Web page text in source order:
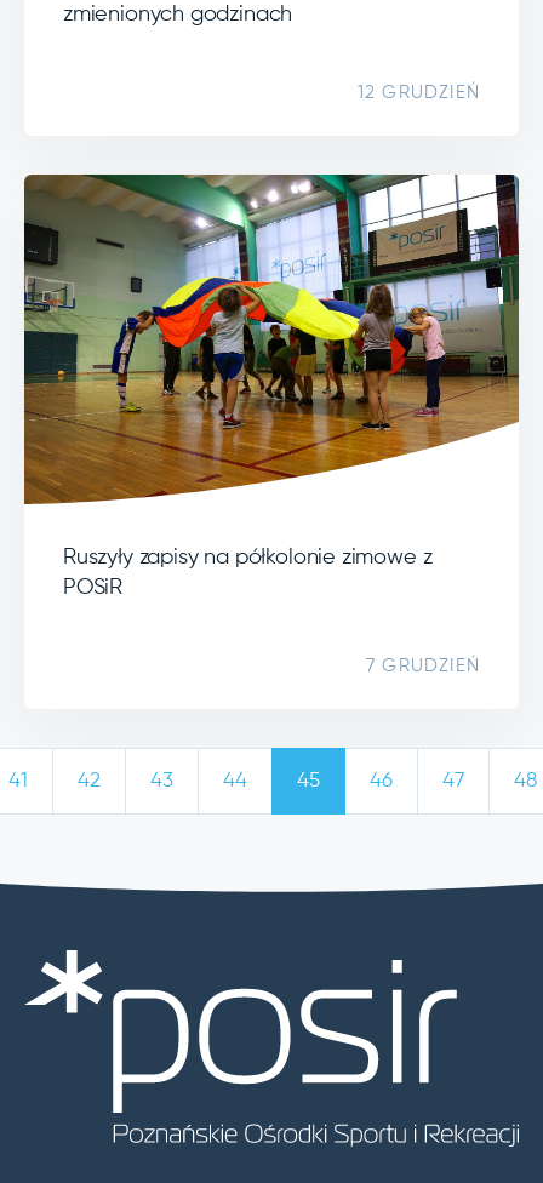
zmienionych godzinach
12 GRUDZIEŃ
Ruszyły zapisy na półkolonie zimowe z
POSiR
7 GRUDZIEŃ
41 42 43 44 45 46 47 48